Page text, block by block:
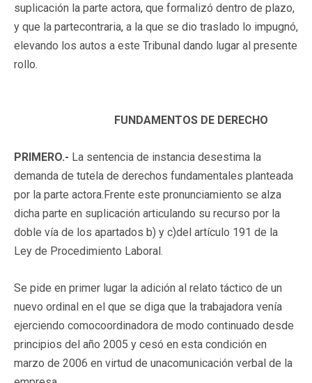
suplicación la parte actora, que formalizó dentro de plazo,
y que la partecontraria, a la que se dio traslado lo impugnó,
elevando los autos a este Tribunal dando lugar al presente
rollo.
FUNDAMENTOS DE DERECHO
PRIMERO.- La sentencia de instancia desestima la
demanda de tutela de derechos fundamentales planteada
por la parte actora.Frente este pronunciamiento se alza
dicha parte en suplicación articulando su recurso por la
doble vía de los apartados b) y c)del artículo 191 de la
Ley de Procedimiento Laboral.
Se pide en primer lugar la adición al relato táctico de un
nuevo ordinal en el que se diga que la trabajadora venía
ejerciendo comocoordinadora de modo continuado desde
principios del año 2005 y cesó en esta condición en
marzo de 2006 en virtud de unacomunicación verbal de la